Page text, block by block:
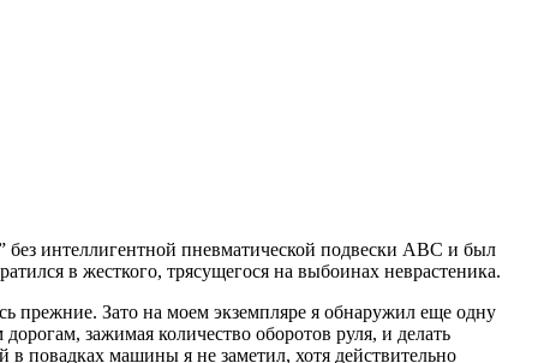
интеллигентной пневматической подвески ABC и был
в жесткого, трясущегося на выбоинах неврастеника.
прежние. Зато на моем экземпляре я обнаружил еще одну
зажимая количество оборотов руля, и делать
повадках машины я не заметил, хотя действительно